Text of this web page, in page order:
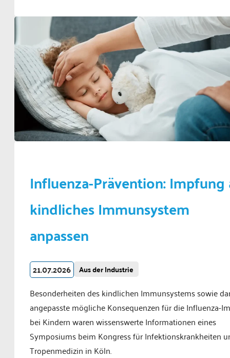
Influenza-Prävention: Impfung
kindliches Immunsystem
anpassen
21.07.2026 Aus der Industrie
Besonderheiten des kindlichen Immunsystems sowie
angepasste mögliche Konsequenzen für die Influenza-
bei Kindern waren wissenswerte Informationen eines
Symposiums beim Kongress für Infektionskrankheiten
Tropenmedizin in Köln.